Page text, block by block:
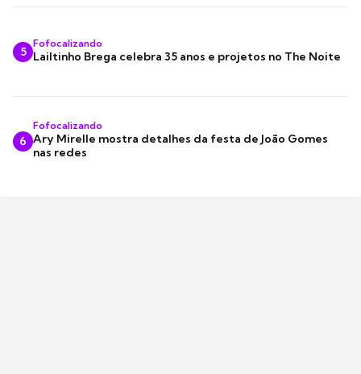
5
Fofocalizando
Lailtinho Brega celebra 35 anos e projetos no The Noite
6
Fofocalizando
Ary Mirelle mostra detalhes da festa de João Gomes
nas redes